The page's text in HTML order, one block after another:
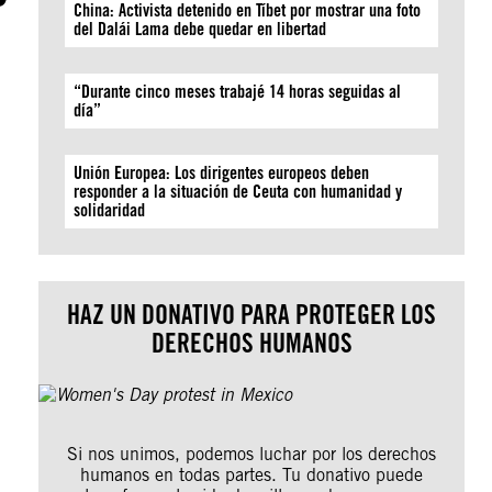
China: Activista detenido en Tíbet por mostrar una foto
del Dalái Lama debe quedar en libertad
“Durante cinco meses trabajé 14 horas seguidas al
día”
Unión Europea: Los dirigentes europeos deben
responder a la situación de Ceuta con humanidad y
solidaridad
HAZ UN DONATIVO PARA PROTEGER LOS
DERECHOS HUMANOS
Si nos unimos, podemos luchar por los derechos
humanos en todas partes. Tu donativo puede